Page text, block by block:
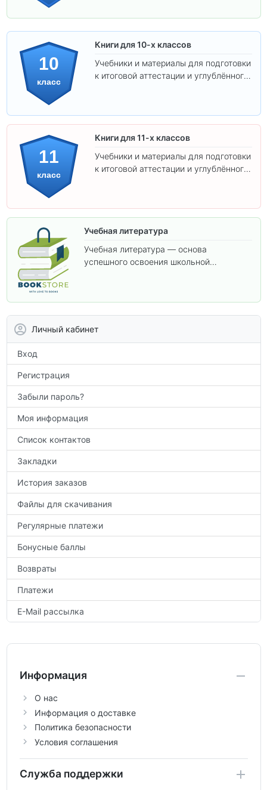
10
класс
Книги для 10-х классов
Учебники и материалы для подготовки
к итоговой аттестации и углублённого
11
класс
Книги для 11-х классов
Учебники и материалы для подготовки
к итоговой аттестации и углублённого
Учебная литература
Учебная литература — основа
успешного освоения школьной
Личный кабинет
Вход
Регистрация
Забыли пароль?
Моя информация
Список контактов
Закладки
История заказов
Файлы для скачивания
Регулярные платежи
Бонусные баллы
Возвраты
Платежи
E-Mail рассылка
Информация
О нас
Информация о доставке
Политика безопасности
Условия соглашения
Служба поддержки